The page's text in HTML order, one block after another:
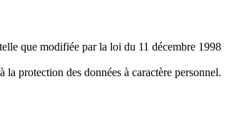
que modifiée par la loi du 11 décembre 1998
protection des données à caractère personnel.